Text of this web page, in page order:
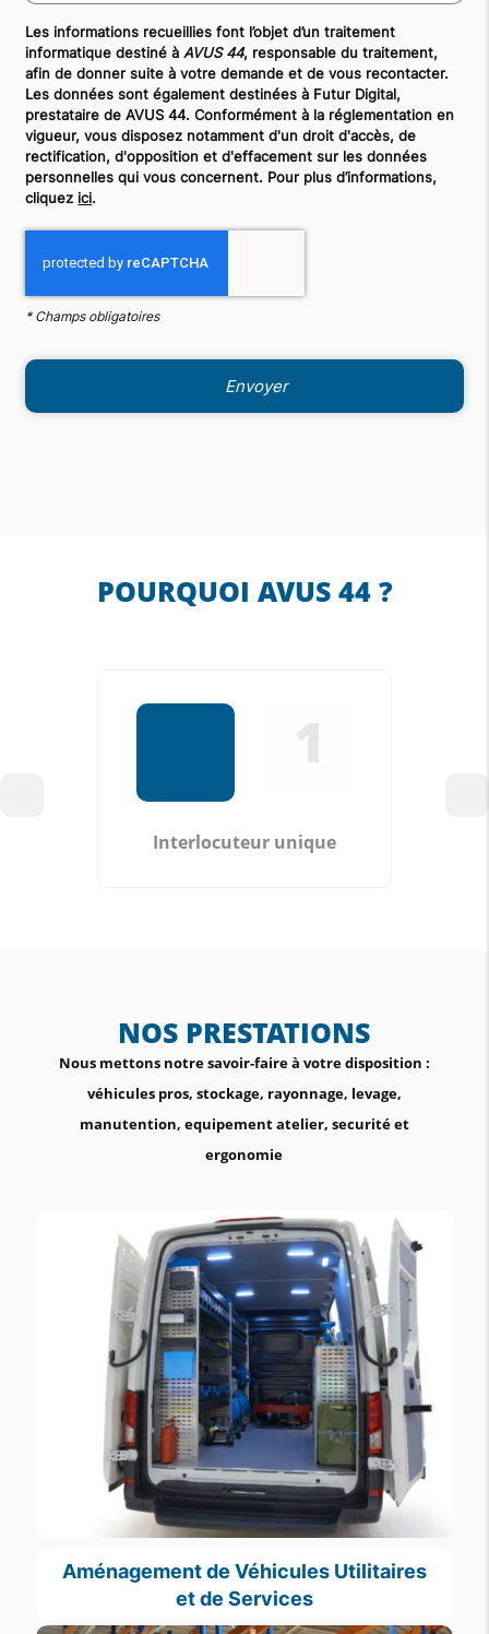
Les informations recueillies font l’objet d’un traitement
informatique destiné à AVUS 44, responsable du traitement,
afin de donner suite à votre demande et de vous recontacter.
Les données sont également destinées à Futur Digital,
prestataire de AVUS 44. Conformément à la réglementation en
vigueur, vous disposez notamment d'un droit d'accès, de
rectification, d'opposition et d'effacement sur les données
personnelles qui vous concernent. Pour plus d’informations,
cliquezici.
* Champs obligatoires
POURQUOI AVUS 44 ?
Interlocuteur unique
NOS PRESTATIONS
Nous mettons notre savoir-faire à votre disposition :
véhicules pros, stockage, rayonnage, levage,
manutention, equipement atelier, securité et
ergonomie
Aménagement de Véhicules Utilitaires
et de Services